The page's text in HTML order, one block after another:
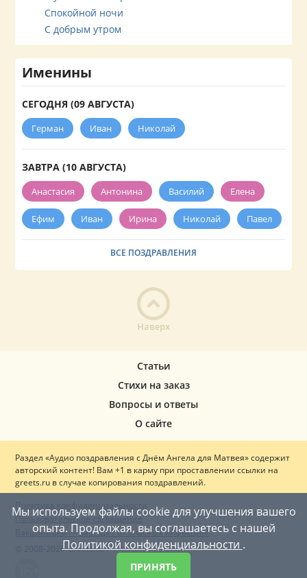
Спокойной ночи
С добрым утром
Именины
СЕГОДНЯ (09 АВГУСТА)
Герман Иван Николай
ЗАВТРА (10 АВГУСТА)
Анастасия Антонина Василий Елена
Ефим Иван Ирина Николай Павел
ВСЕ ПОЗДРАВЛЕНИЯ
Наверх
Мы используем файлы cookie для улучшения вашего
опыта. Продолжая, вы соглашаетесь с нашей
Политикой конфиденциальности .
ПРИНЯТЬ
Статьи
Стихи на заказ
Вопросы и ответы
О сайте
Раздел «Аудио поздравления с Днём Ангела для Матвея» содержит
авторский контент! Вам +1 в карму при проставлении ссылки на
greets.ru в случае копирования поздравлений.
Политика конфиденциальности
Пользовательское соглашение
Вакцинация — ваш щит от опасных инфекций!
© 2008-2026 Greets.ru